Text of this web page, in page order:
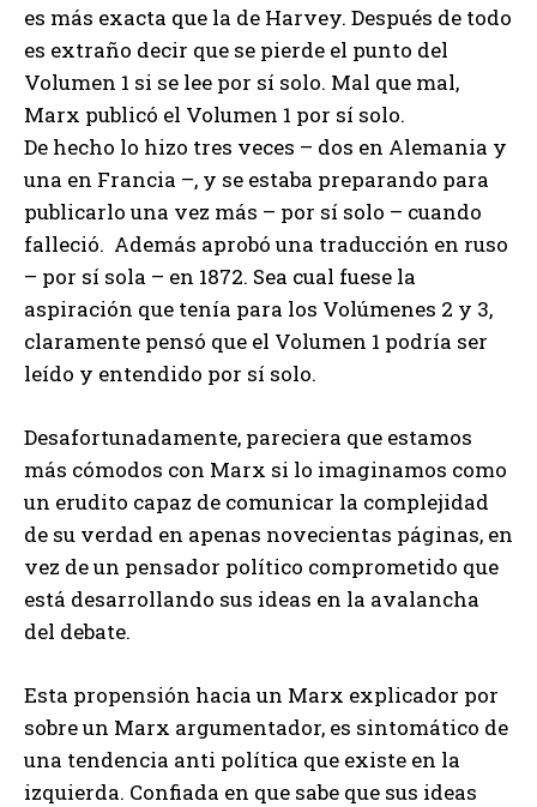
es más exacta que la de Harvey. Después de todo
es extraño decir que se pierde el punto del
Volumen 1 si se lee por sí solo. Mal que mal,
Marx publicó el Volumen 1 por sí solo.
De hecho lo hizo tres veces – dos en Alemania y
una en Francia –, y se estaba preparando para
publicarlo una vez más – por sí solo – cuando
falleció. Además aprobó una traducción en ruso
– por sí sola – en 1872. Sea cual fuese la
aspiración que tenía para los Volúmenes 2 y 3,
claramente pensó que el Volumen 1 podría ser
leído y entendido por sí solo.
Desafortunadamente, pareciera que estamos
más cómodos con Marx si lo imaginamos como
un erudito capaz de comunicar la complejidad
de su verdad en apenas novecientas páginas, en
vez de un pensador político comprometido que
está desarrollando sus ideas en la avalancha
del debate.
Esta propensión hacia un Marx explicador por
sobre un Marx argumentador, es sintomático de
una tendencia anti política que existe en la
izquierda. Confiada en que sabe que sus ideas